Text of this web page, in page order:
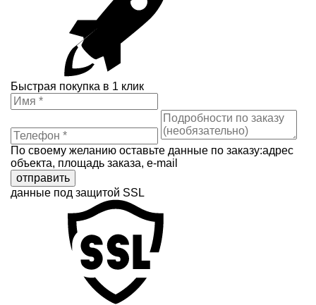
Быстрая покупка в 1 клик
По своему желанию оставьте данные по заказу:адрес
объекта, площадь заказа, e-mail
отправить
данные под защитой SSL